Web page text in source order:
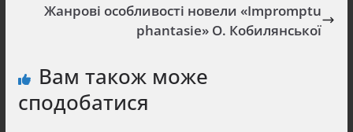
Жанрові особливості новели «Impromptu
phantasie» О. Кобилянської
Вам також може
сподобатися